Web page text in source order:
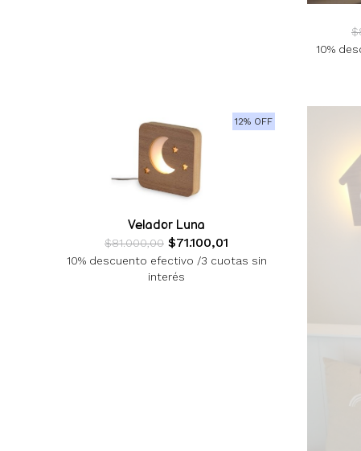
10%
12% OFF
Velador Luna
$81.000,00 $71.100,01
10% descuento efectivo /3 cuotas sin
interés